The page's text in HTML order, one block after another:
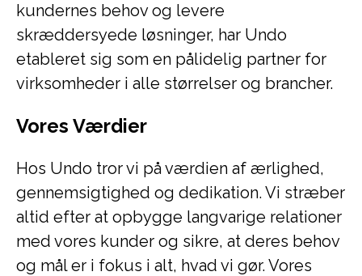
kundernes behov og levere
skræddersyede løsninger, har Undo
etableret sig som en pålidelig partner for
virksomheder i alle størrelser og brancher.
Vores Værdier
Hos Undo tror vi på værdien af ærlighed,
gennemsigtighed og dedikation. Vi stræber
altid efter at opbygge langvarige relationer
med vores kunder og sikre, at deres behov
og mål er i fokus i alt, hvad vi gør. Vores